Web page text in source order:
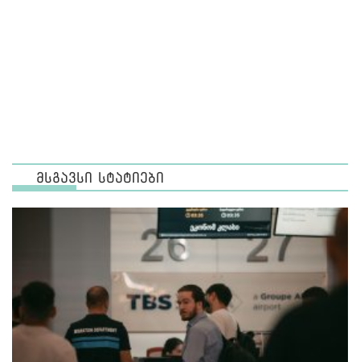
მსგავსი სტატიები